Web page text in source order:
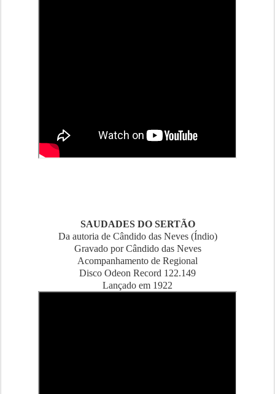
SAUDADES DO SERTÃO
Da autoria de Cândido das Neves (Índio)
Gravado por Cândido das Neves
Acompanhamento de Regional
Disco Odeon Record 122.149
Lançado em 1922